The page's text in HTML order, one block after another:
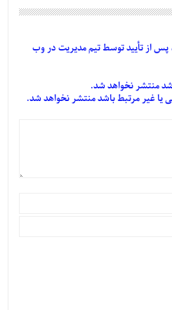
پس ازتأییدتوسط تیم مدیریت در وب
منتشر نخواهد شد.
یا غیر مرتبط باشد منتشر نخواهد شد.